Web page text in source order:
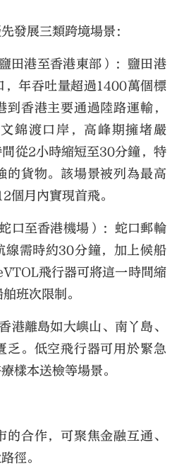
發展三類跨境場景：
田港至香港東部）：鹽田港
，年吞吐量超過1400萬個標
香港主要通過陸路運輸，
錦渡口岸，高峰期擁堵嚴
從2小時縮短至30分鐘，特
的貨物。該場景被列為最高
個月內實現首飛。
口至香港機場）：蛇口郵輪
線需時約30分鐘，加上候船
飛行器可將這一時間縮
班次限制。
港離島如大嶼山、南丫島、
乏。低空飛行器可用於緊急
樣本送檢等場景。
合作，可聚焦金融互通、
徑。